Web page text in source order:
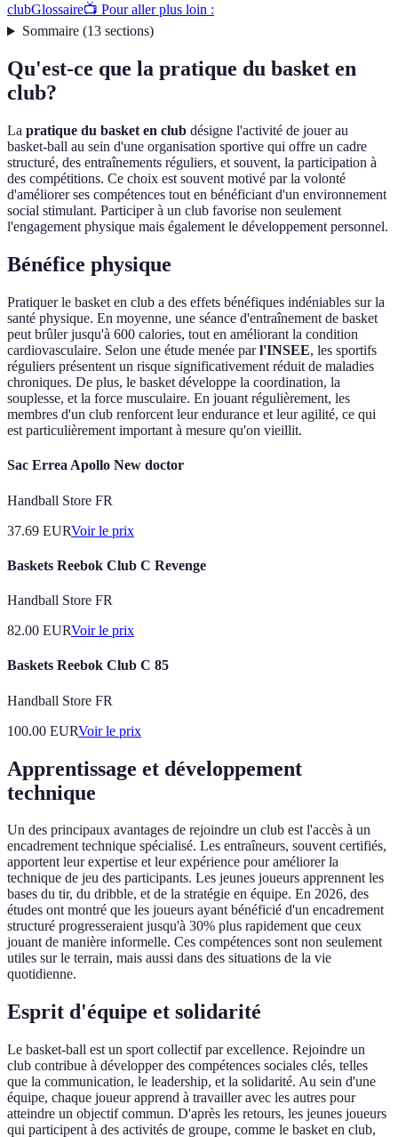
clubGlossaire📺 Pour aller plus loin :
Sommaire(13 sections)
Qu'est-ce que la pratique du basket en
club?
La pratique du basket en club désigne l'activité de jouer au
basket-ball au sein d'une organisation sportive qui offre un cadre
structuré, des entraînements réguliers, et souvent, la participation à
des compétitions. Ce choix est souvent motivé par la volonté
d'améliorer ses compétences tout en bénéficiant d'un environnement
social stimulant. Participer à un club favorise non seulement
l'engagement physique mais également le développement personnel.
Bénéfice physique
Pratiquer le basket en club a des effets bénéfiques indéniables sur la
santé physique. En moyenne, une séance d'entraînement de basket
peut brûler jusqu'à 600 calories, tout en améliorant la condition
cardiovasculaire. Selon une étude menée parl'INSEE, les sportifs
réguliers présentent un risque significativement réduit de maladies
chroniques. De plus, le basket développe la coordination, la
souplesse, et la force musculaire. En jouant régulièrement, les
membres d'un club renforcent leur endurance et leur agilité, ce qui
est particulièrement important à mesure qu'on vieillit.
Sac Errea Apollo New doctor
Handball Store FR
37.69 EURVoir le prix
Baskets Reebok Club C Revenge
Handball Store FR
82.00 EURVoir le prix
Baskets Reebok Club C 85
Handball Store FR
100.00 EURVoir le prix
Apprentissage et développement
technique
Un des principaux avantages de rejoindre un club est l'accès à un
encadrement technique spécialisé. Les entraîneurs, souvent certifiés,
apportent leur expertise et leur expérience pour améliorer la
technique de jeu des participants. Les jeunes joueurs apprennent les
bases du tir, du dribble, et de la stratégie en équipe. En 2026, des
études ont montré que les joueurs ayant bénéficié d'un encadrement
structuré progresseraient jusqu'à 30% plus rapidement que ceux
jouant de manière informelle. Ces compétences sont non seulement
utiles sur le terrain, mais aussi dans des situations de la vie
quotidienne.
Esprit d'équipe et solidarité
Le basket-ball est un sport collectif par excellence. Rejoindre un
club contribue à développer des compétences sociales clés, telles
que la communication, le leadership, et la solidarité. Au sein d'une
équipe, chaque joueur apprend à travailler avec les autres pour
atteindre un objectif commun. D'après les retours, les jeunes joueurs
qui participent à des activités de groupe, comme le basket en club,